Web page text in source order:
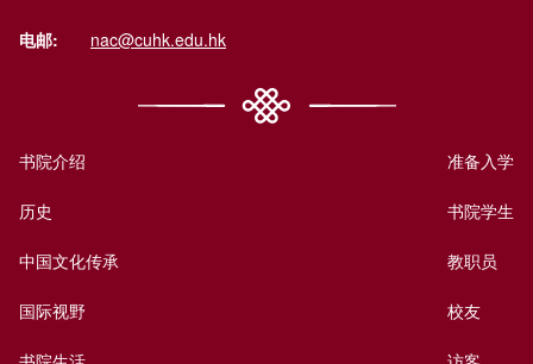
电邮: nac@cuhk.edu.hk
书院介绍
历史
中国文化传承
国际视野
准备入学
书院学生
教职员
校友